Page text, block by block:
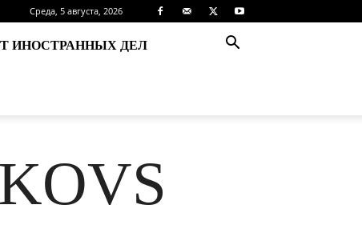
Среда, 5 августа, 2026
ИНОСТРАННЫХ ДЕЛ